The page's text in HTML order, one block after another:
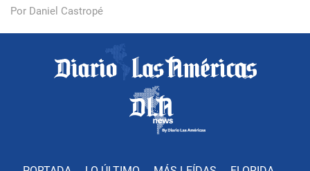
Por Daniel Castropé